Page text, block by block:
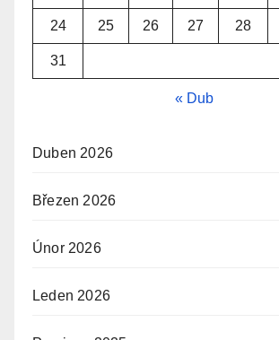
24 25 26 27 28
31
« Dub
Duben 2026
Březen 2026
Únor 2026
Leden 2026